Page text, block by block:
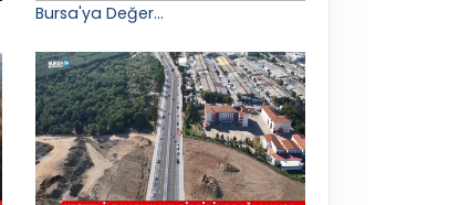
Bursa'ya Değer...